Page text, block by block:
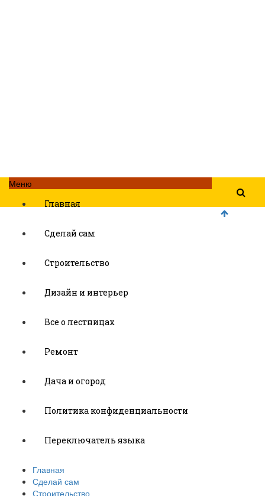
Меню
Главная
Сделай сам
Строительство
Дизайн и интерьер
Все о лестницах
Ремонт
Дача и огород
Политика конфиденциальности
Переключатель языка
Главная
Сделай сам
Строительство